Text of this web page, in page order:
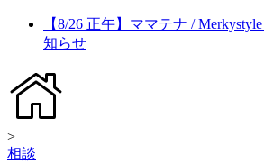
【8/26 正午】ママテナ /
知らせ
>
相談